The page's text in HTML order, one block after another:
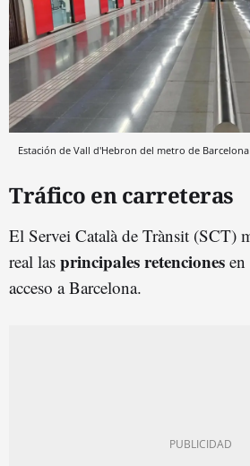
Estación de Vall d'Hebron del metro de Barcelona
Tráfico en carreteras
El Servei Català de Trànsit (SCT)
real las principales retenciones en
acceso a Barcelona.